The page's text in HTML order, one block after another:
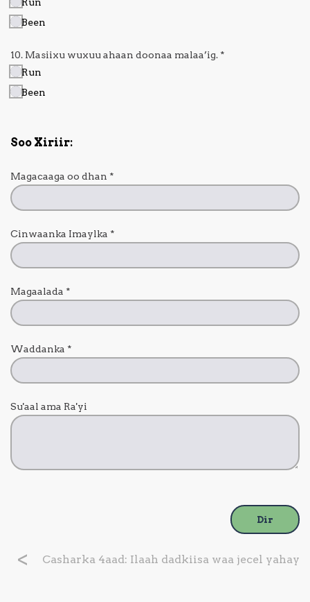
Been
10. Masiixu wuxuu ahaan doonaa malaa’ig. *
Run
Been
Soo Xiriir:
Magacaaga oo dhan *
Cinwaanka Imaylka *
Magaalada *
Waddanka *
Su'aal ama Ra'yi
Dir
Casharka 4aad: Ilaah dadkiisa waa jecel yahay